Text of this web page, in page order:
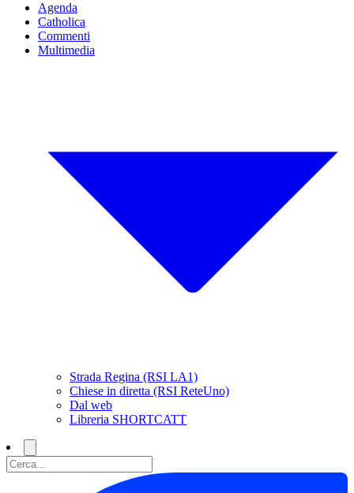
Agenda
Catholica
Commenti
Multimedia
Strada Regina (RSI LA1)
Chiese in diretta (RSI ReteUno)
Dal web
Libreria SHORTCATT